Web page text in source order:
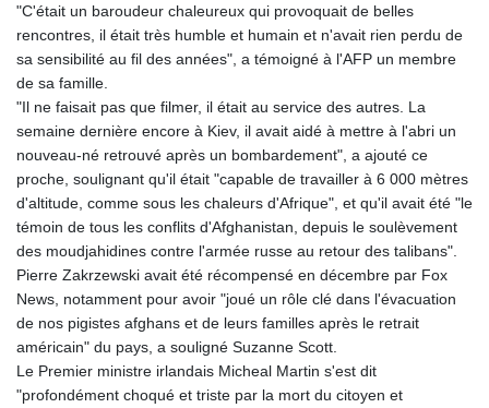
"C'était un baroudeur chaleureux qui provoquait de belles
rencontres, il était très humble et humain et n'avait rien perdu de
sa sensibilité au fil des années", a témoigné à l'AFP un membre
de sa famille.
"Il ne faisait pas que filmer, il était au service des autres. La
semaine dernière encore à Kiev, il avait aidé à mettre à l'abri un
nouveau-né retrouvé après un bombardement", a ajouté ce
proche, soulignant qu'il était "capable de travailler à 6 000 mètres
d'altitude, comme sous les chaleurs d'Afrique", et qu'il avait été "le
témoin de tous les conflits d'Afghanistan, depuis le soulèvement
des moudjahidines contre l'armée russe au retour des talibans".
Pierre Zakrzewski avait été récompensé en décembre par Fox
News, notamment pour avoir "joué un rôle clé dans l'évacuation
de nos pigistes afghans et de leurs familles après le retrait
américain" du pays, a souligné Suzanne Scott.
Le Premier ministre irlandais Micheal Martin s'est dit
"profondément choqué et triste par la mort du citoyen et